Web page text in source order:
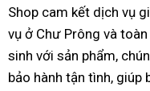
Shop cam kết dịch vụ
vụ ở Chư Prông và
sinh với sản phẩm,
bảo hành tận tình, giúp